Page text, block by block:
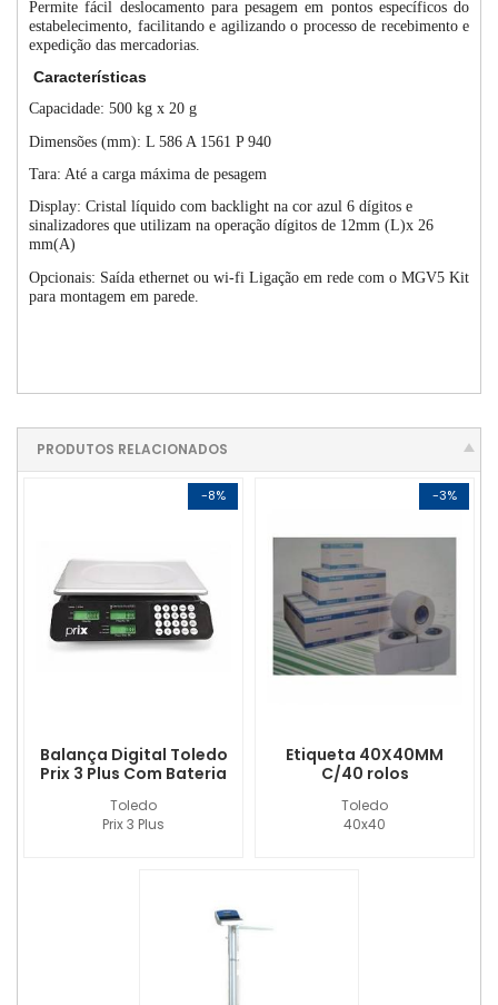
Permite fácil deslocamento para pesagem em pontos específicos do
estabelecimento, facilitando e agilizando o processo de recebimento e
expedição das mercadorias.
Características
Capacidade: 500 kg x 20 g
Dimensões (mm): L 586 A 1561 P 940
Tara: Até a carga máxima de pesagem
Display: Cristal líquido com backlight na cor azul 6 dígitos e
sinalizadores que utilizam na operação dígitos de 12mm (L)x 26
mm(A)
Opcionais: Saída ethernet ou wi-fi Ligação em rede com o MGV5 Kit
para montagem em parede.
PRODUTOS RELACIONADOS
-8%
Toledo
Prix 3 Plus
Balança Digital Toledo
Prix 3 Plus Com Bateria
-3%
Toledo
40x40
Etiqueta 40X40MM
C/40 rolos